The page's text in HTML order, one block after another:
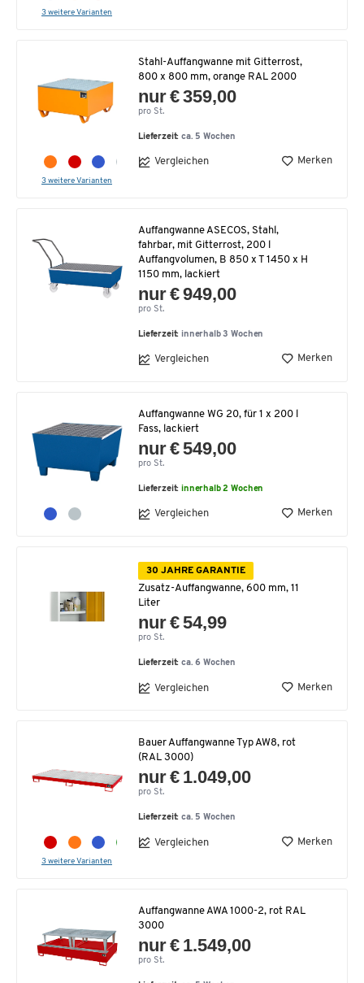
3 weitere Varianten
3 weitere Varianten
Stahl-Auffangwanne mit Gitterrost,
800 x 800 mm, orange RAL 2000
nur € 359,00
pro St.
Lieferzeit:ca. 5 Wochen
Vergleichen Merken
Auffangwanne ASECOS, Stahl,
fahrbar, mit Gitterrost, 200 l
Auffangvolumen, B 850 x T 1450 x H
1150 mm, lackiert
nur € 949,00
pro St.
Lieferzeit: innerhalb 3 Wochen
Vergleichen Merken
Auffangwanne WG 20, für 1 x 200 l
Fass, lackiert
nur € 549,00
pro St.
Lieferzeit:innerhalb 2 Wochen
Vergleichen Merken
30 JAHRE GARANTIE
Zusatz-Auffangwanne, 600 mm, 11
Liter
nur € 54,99
pro St.
Lieferzeit:ca. 6 Wochen
Vergleichen Merken
3 weitere Varianten
Bauer Auffangwanne Typ AW8, rot
(RAL 3000)
nur € 1.049,00
pro St.
Lieferzeit:ca. 5 Wochen
Vergleichen Merken
Auffangwanne AWA 1000-2, rot RAL
3000
nur € 1.549,00
pro St.